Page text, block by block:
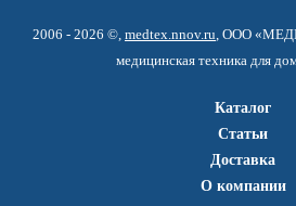
2006 - 2026 ©, medtex.nnov.ru , ООО
медицинская техника для
Каталог
Статьи
Доставка
О компании